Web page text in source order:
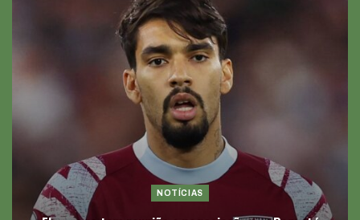
NOTÍCIAS